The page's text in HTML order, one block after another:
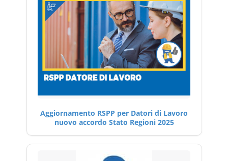
Aggiornamento RSPP per Datori di Lavoro
nuovo accordo Stato Regioni 2025